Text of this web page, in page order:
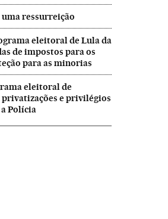
ressurreição
eleitoral de Lula da
de impostos para os
para as minorias
eleitoral de
e privilégios
Polícia